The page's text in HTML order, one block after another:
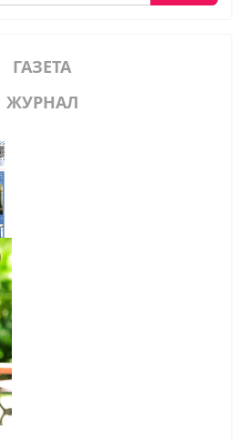
ГАЗЕТА
ЖУРНАЛ